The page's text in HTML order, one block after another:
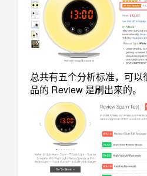
总共有五个分析标准，可
品的 Review 是刷出来的。